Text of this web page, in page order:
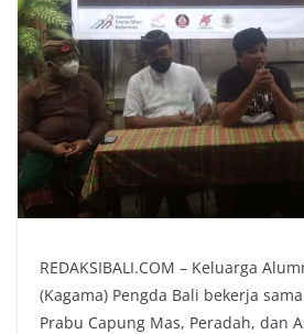
REDAKSIBALI.COM – Keluarga
(Kagama) Pengda Bali bekerja
Prabu Capung Mas, Peradah, dan